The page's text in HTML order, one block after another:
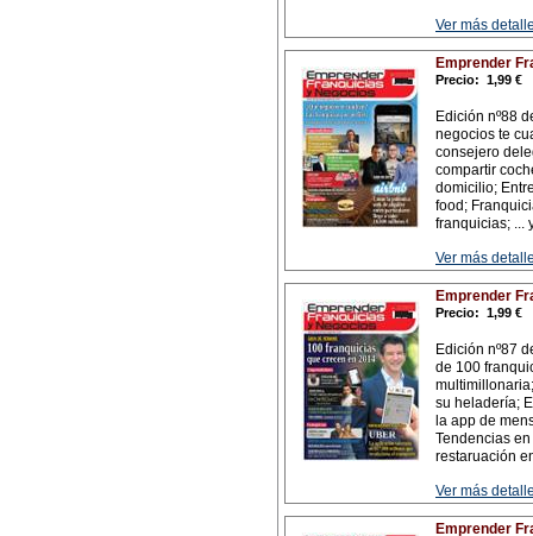
Ver más
Emprender
Precio: 1,99 €
Edición nº88
negocios te
consejero
compartir
domicilio;
food;
franquicias; ...
Ver más
Emprender
Precio: 1,99 €
Edición nº87
de 100
su heladería;
la app de
Tendencias
restaruación
Ver más
Emprender